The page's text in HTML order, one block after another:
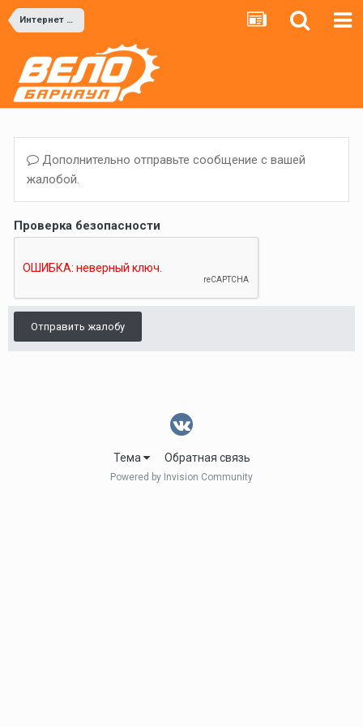
Интернет магазины
Дополнительно отправьте сообщение с вашей
жалобой.
Проверка безопасности
Отправить жалобу
Тема Обратная связь
Powered by Invision Community